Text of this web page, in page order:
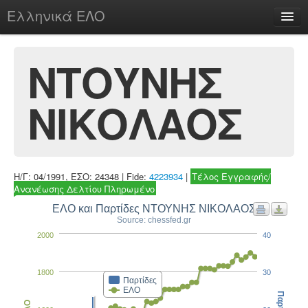
Ελληνικά ΕΛΟ
chesstu.be @ discord
Login
ΝΤΟΥΝΗΣ
ΝΙΚΟΛΑΟΣ
Η/Γ: 04/1991, ΕΣΟ: 24348 | Fide: 4223934 | Τέλος Εγγραφής/
Ανανέωσης Δελτίου Πληρωμένο
ΕΛΟ και Παρτίδες ΝΤΟΥΝΗΣ ΝΙΚΟΛΑΟΣ
Source: chessfed.gr
Παρτίδες
ΕΛΟ
1800
2000
30
40